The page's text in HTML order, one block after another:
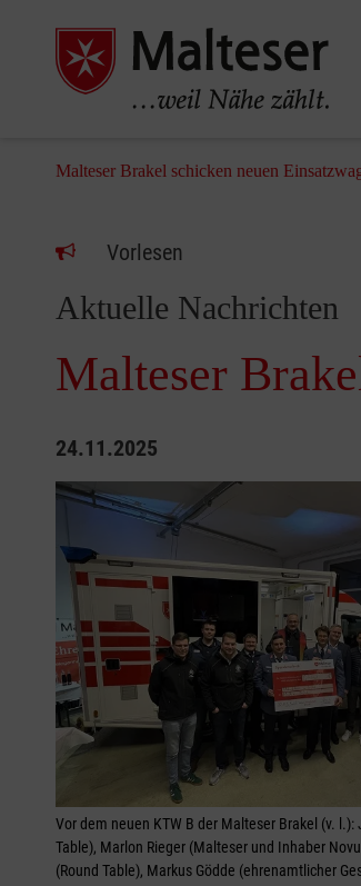
Malteser Brakel schicken neuen
Vorlesen
Aktuelle Nachrichten
Malteser
24.11.2025
Vor dem neuen KTW B der Malteser Brakel (v. l.):
Table), Marlon Rieger (Malteser und Inhaber
(Round Table), Markus Gödde (ehrenamtlicher